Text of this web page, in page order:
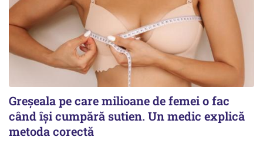
Greșeala pe care milioane de femei o fac
când își cumpără sutien. Un medic explică
metoda corectă